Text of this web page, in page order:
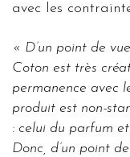
avec les
« D’un point de
Coton est très
permanence avec
produit est non-
: celui du parfum
Donc, d’un point